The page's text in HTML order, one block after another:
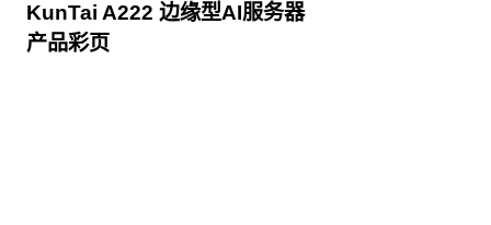
KunTai A222 边缘型AI服务器
产品彩页